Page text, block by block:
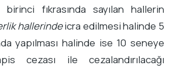
birinci fıkrasında sayılan hallerin
hallerindeicra edilmesi halinde 5
yapılması halinde ise 10 seneye
cezası ile cezalandırılacağı